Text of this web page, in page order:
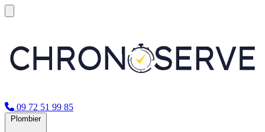
09 72 51 99 85
Plombier